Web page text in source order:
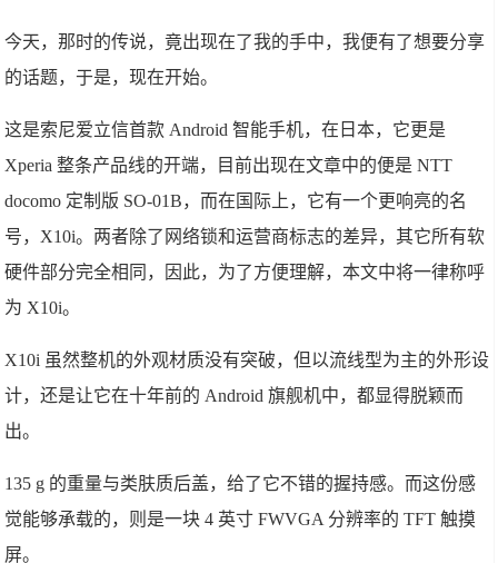
今天，那时的传说，竟出现在了我的手中，我便有了想要分享
的话题，于是，现在开始。
这是索尼爱立信首款 Android 智能手机，在日本，它更是
Xperia 整条产品线的开端，目前出现在文章中的便是 NTT
docomo 定制版 SO-01B，而在国际上，它有一个更响亮的名
号，X10i。两者除了网络锁和运营商标志的差异，其它所有软
硬件部分完全相同，因此，为了方便理解，本文中将一律称呼
为 X10i。
X10i 虽然整机的外观材质没有突破，但以流线型为主的外形设
计，还是让它在十年前的 Android 旗舰机中，都显得脱颖而
出。
135 g 的重量与类肤质后盖，给了它不错的握持感。而这份感
觉能够承载的，则是一块 4 英寸 FWVGA 分辨率的 TFT 触摸
屏。